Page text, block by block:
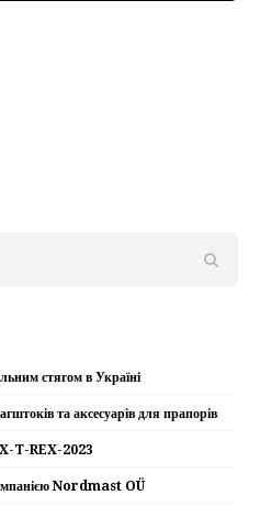
стягом в Україні
та аксесуарів для прапорів
T-REX-2023
Nordmast OÜ